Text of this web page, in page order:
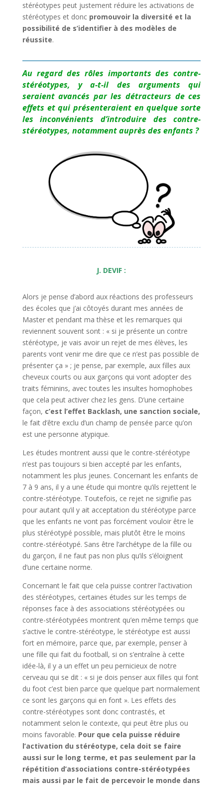
stéréotypes peut justement réduire les activations de
stéréotypes et donc promouvoir la diversité et la
possibilité de s’identifier à des modèles de
réussite.
Au regard des rôles importants des contre-
stéréotypes, y a-t-il des arguments qui
seraient avancés par les détracteurs de ces
effets et qui présenteraient en quelque sorte
les inconvénients d’introduire des contre-
stéréotypes, notamment auprès des enfants ?
J. DEVIF :
Alors je pense d’abord aux réactions des professeurs
des écoles que j’ai côtoyés durant mes années de
Master et pendant ma thèse et les remarques qui
reviennent souvent sont : « si je présente un contre
stéréotype, je vais avoir un rejet de mes élèves, les
parents vont venir me dire que ce n’est pas possible de
présenter ça » ; je pense, par exemple, aux filles aux
cheveux courts ou aux garçons qui vont adopter des
traits féminins, avec toutes les insultes homophobes
que cela peut activer chez les gens. D’une certaine
façon, c’est l’effet Backlash, une sanction sociale,
le fait d’être exclu d’un champ de pensée parce qu’on
est une personne atypique.
Les études montrent aussi que le contre-stéréotype
n’est pas toujours si bien accepté par les enfants,
notamment les plus jeunes. Concernant les enfants de
7 à 9 ans, il y a une étude qui montre qu’ils rejettent le
contre-stéréotype. Toutefois, ce rejet ne signifie pas
pour autant qu’il y ait acceptation du stéréotype parce
que les enfants ne vont pas forcément vouloir être le
plus stéréotypé possible, mais plutôt être le moins
contre-stéréotypé. Sans être l’archétype de la fille ou
du garçon, il ne faut pas non plus qu’ils s’éloignent
d’une certaine norme.
Concernant le fait que cela puisse contrer l’activation
des stéréotypes, certaines études sur les temps de
réponses face à des associations stéréotypées ou
contre-stéréotypées montrent qu’en même temps que
s’active le contre-stéréotype, le stéréotype est aussi
fort en mémoire, parce que, par exemple, penser à
une fille qui fait du football, si on s’entraîne à cette
idée-là, il y a un effet un peu pernicieux de notre
cerveau qui se dit : « si je dois penser aux filles qui font
du foot c’est bien parce que quelque part normalement
ce sont les garçons qui en font ». Les effets des
contre-stéréotypes sont donc contrastés, et
notamment selon le contexte, qui peut être plus ou
moins favorable. Pour que cela puisse réduire
l’activation du stéréotype, cela doit se faire
aussi sur le long terme, et pas seulement par la
répétition d’associations contre-stéréotypées
mais aussi par le fait de percevoir le monde dans